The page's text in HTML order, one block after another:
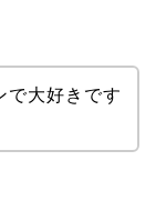
で大好きです